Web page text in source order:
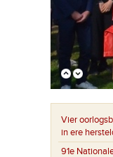
Vier
in ere
91e